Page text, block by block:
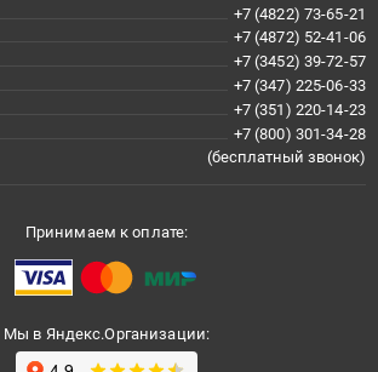
+7 (4822) 73-65-21
+7 (4872) 52-41-06
+7 (3452) 39-72-57
+7 (347) 225-06-33
+7 (351) 220-14-23
+7 (800) 301-34-28
(бесплатный звонок)
Принимаем к оплате:
Мы в Яндекс.Организации: